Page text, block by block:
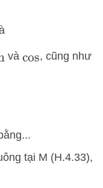
và cos, cũng như
tại M (H.4.33),